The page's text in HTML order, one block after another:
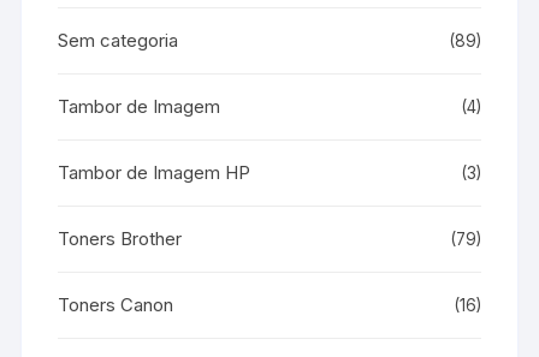
Sem categoria (89)
Tambor de Imagem (4)
Tambor de Imagem HP (3)
Toners Brother (79)
Toners Canon (16)